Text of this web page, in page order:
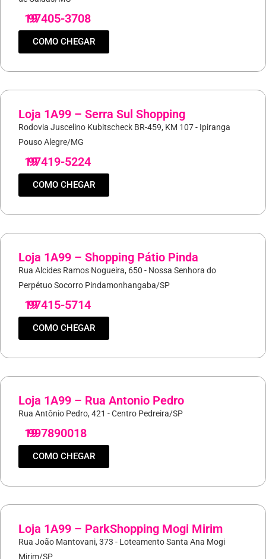
19
97405-3708
COMO CHEGAR
Loja 1A99 – Serra Sul Shopping
Rodovia Juscelino Kubitscheck BR-459, KM 107 - Ipiranga
Pouso Alegre/MG
19
97419-5224
COMO CHEGAR
Loja 1A99 – Shopping Pátio Pinda
Rua Alcides Ramos Nogueira, 650 - Nossa Senhora do
Perpétuo Socorro Pindamonhangaba/SP
19
97415-5714
COMO CHEGAR
Loja 1A99 – Rua Antonio Pedro
Rua Antônio Pedro, 421 - Centro Pedreira/SP
19
997890018
COMO CHEGAR
Loja 1A99 – ParkShopping Mogi Mirim
Rua João Mantovani, 373 - Loteamento Santa Ana Mogi
Mirim/SP